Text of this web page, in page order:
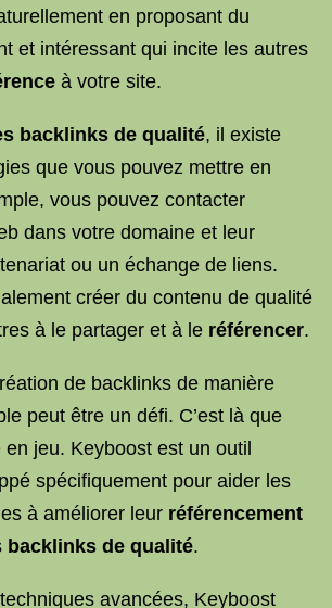
en proposant du
et intéressant qui incite les autres
à votre site.
backlinks de qualité, il existe
que vous pouvez mettre en
vous pouvez contacter
dans votre domaine et leur
ou un échange de liens.
créer du contenu de qualité
à le partager et à le référencer.
de backlinks de manière
peut être un défi. C’est là que
en jeu. Keyboost est un outil
spécifiquement pour aider les
à améliorer leur référencement
backlinks de qualité.
avancées, Keyboost